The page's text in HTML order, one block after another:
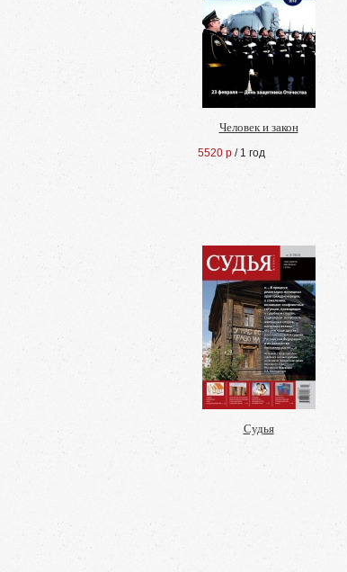
Человек и закон
5520 р / 1 год
Судья